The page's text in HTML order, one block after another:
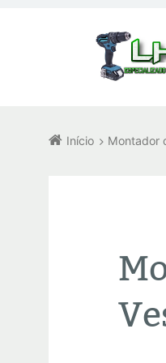
Início Montador